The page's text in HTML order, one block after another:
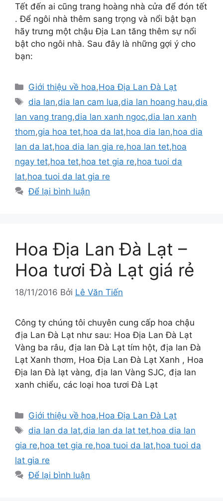
Tết đến ai cũng trang hoàng nhà cửa để đón tết
. Để ngôi nhà thêm sang trọng và nổi bật bạn
hãy trưng một chậu Địa Lan tăng thêm sự nổi
bật cho ngôi nhà. Sau đây là những gợi ý cho
bạn:
Danh
mục
Giới thiệu về hoa,Hoa Địa Lan Đà Lạt
Thẻ
dia lan,dia lan cam lua,dia lan hoang hau,dia
lan vang trang,dia lan xanh ngoc,dia lan xanh
thom,gia hoa tet,hoa da lat,hoa dia lan,hoa dia
lan da lat,hoa dia lan gia re,hoa lan tet,hoa
ngay tet,hoa tet,hoa tet gia re,hoa tuoi da
lat,hoa tuoi da lat gia re
Để lại bình luận
Hoa Địa Lan Đà Lạt –
Hoa tươi Đà Lạt giá rẻ
18/11/2016 Bởi Lê Văn Tiến
Công ty chúng tôi chuyên cung cấp hoa chậu
địa Lan Đà Lạt như sau: Hoa Địa Lan Đà Lạt
Vàng ba râu, địa lan Đà Lạt tím hột, địa lan Đà
Lạt Xanh thơm, Hoa Địa Lan Đà Lạt Xanh , Hoa
Địa lan Đà lạt vàng, địa lan Vàng SJC, địa lan
xanh chiểu, các loại hoa tươi Đà Lạt
Danh
mục
Giới thiệu về hoa,Hoa Địa Lan Đà Lạt
Thẻ
dia lan da lat,dia lan da lat tet,hoa dia lan
gia re,hoa tet gia re,hoa tuoi da lat,hoa tuoi da
lat gia re
Để lại bình luận